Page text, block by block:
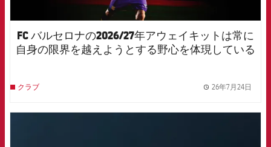
FC バルセロナの2026/27年アウェイキットは常に
自身の限界を越えようとする野心を体現している
クラブ 26年7月24日